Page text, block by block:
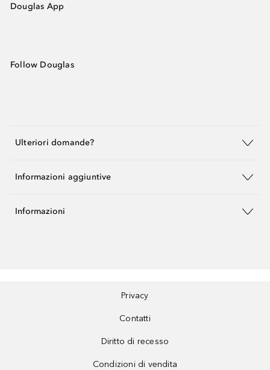
Douglas App
Follow Douglas
Ulteriori domande?
Informazioni aggiuntive
Informazioni
Privacy
Contatti
Diritto di recesso
Condizioni di vendita